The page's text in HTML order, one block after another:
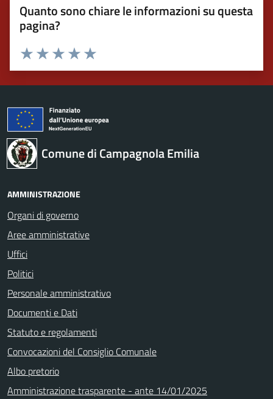
Quanto sono chiare le informazioni su questa
pagina?
Valuta 5 stelle su 5
Valuta 4 stelle su 5
Valuta 3 stelle su 5
Valuta 2 stelle su 5
Valuta 1 stelle su 5
Comune di Campagnola Emilia
AMMINISTRAZIONE
Organi di governo
Aree amministrative
Uffici
Politici
Personale amministrativo
Documenti e Dati
Statuto e regolamenti
Convocazioni del Consiglio Comunale
Albo pretorio
Amministrazione trasparente - ante 14/01/2025